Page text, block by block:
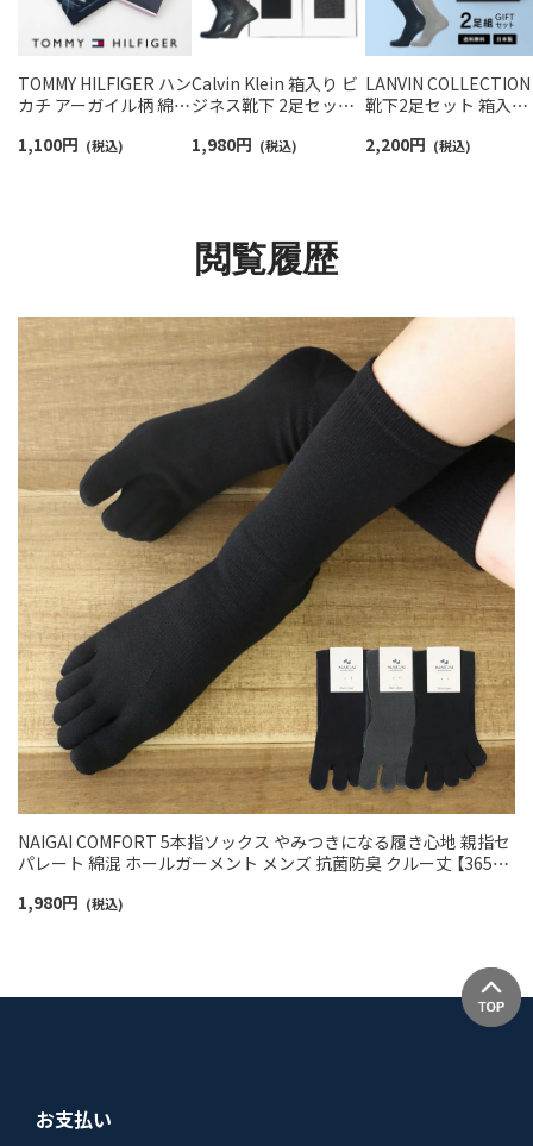
TOMMY HILFIGER ハン
カチ アーガイル柄 綿
短翌日発送】 02582162
1,100円 (税込)
Calvin Klein 箱入り ビ
ジネス靴下 2足セット
ルシーズン用 クルー丈
1,980円 (税込)
LANVIN COLLECTION
靴下2足セット 箱入り
丈 ビジネス カジュア
2,200円 (税込)
閲覧履歴
NAIGAI COMFORT 5本指ソックス やみつきになる履き心地 親指セ
パレート 綿混 ホールガーメント メンズ 抗菌防臭 クルー丈 【365日
1,980円 (税込)
お支払い